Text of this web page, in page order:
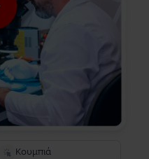
Κουμπιά